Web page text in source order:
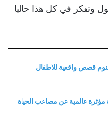
وتفكر في كل هذا حاليا
قصص واقعية للاطفال